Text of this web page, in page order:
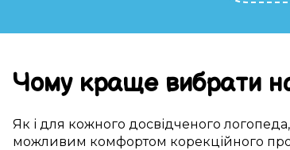
Чому кращевибрати
Як і для кожного досвідченого логопеда,
можливим комфортом корекційного